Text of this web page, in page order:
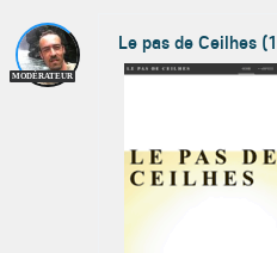
MODÉRATEUR
Le pas de Ceilhes